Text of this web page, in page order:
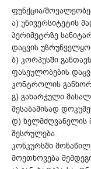
ფუნქცია/
ა) უნივერსიტეტის
პერიმეტრზე
დაცვის
ბ) კორპუსში
ფასეულობების
კონტროლის
გ) გახარჯული
შესაბამისად
დ) ხელმძღვანელის
შესრულება.
კონკურსში
მოეთხოვება